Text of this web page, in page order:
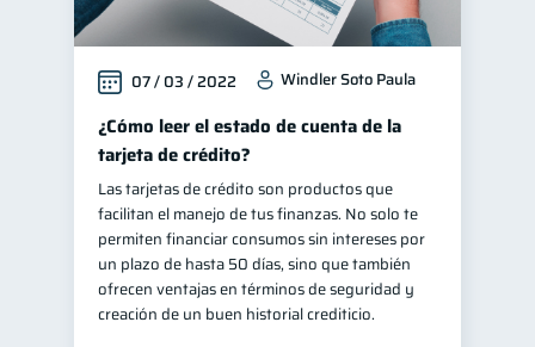
07 / 03 / 2022 Windler Soto Paula
¿Cómo leer el estado de cuenta de la
tarjeta de crédito?
Las tarjetas de crédito son productos que
facilitan el manejo de tus finanzas. No solo te
permiten financiar consumos sin intereses por
un plazo de hasta 50 días, sino que también
ofrecen ventajas en términos de seguridad y
creación de un buen historial crediticio.